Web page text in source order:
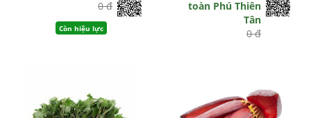
0 đ
Còn hiệu lực
toàn Phú Thiên
Tân
0 đ